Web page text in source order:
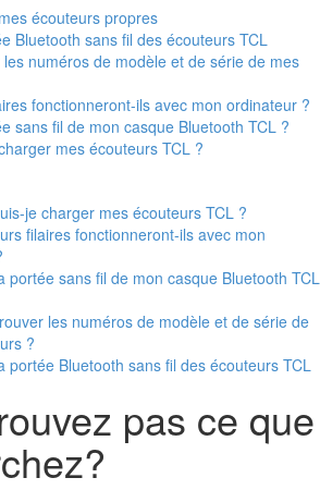
écouteurs propres
Bluetooth sans fil des écouteurs TCL
numéros de modèle et de série de mes
fonctionneront-ils avec mon ordinateur ?
sans fil de mon casque Bluetooth TCL ?
mes écouteurs TCL ?
je charger mes écouteurs TCL ?
filaires fonctionneront-ils avec mon
portée sans fil de mon casque Bluetooth TCL
les numéros de modèle et de série de
?
portée Bluetooth sans fil des écouteurs TCL
pas ce que